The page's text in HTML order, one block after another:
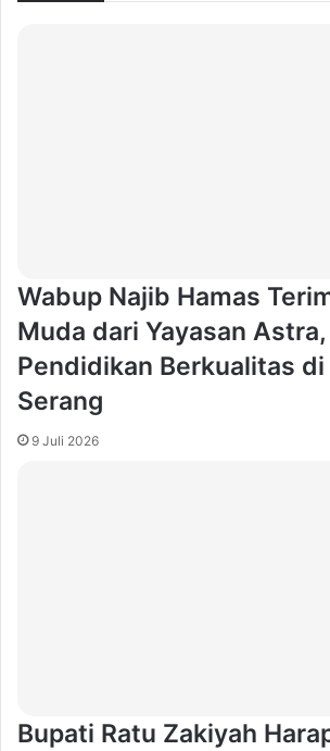
Wabup Najib Hamas
Muda dari Yayasan
Pendidikan Berkualitas
Serang
9 Juli 2026
Bupati Ratu Zakiyah